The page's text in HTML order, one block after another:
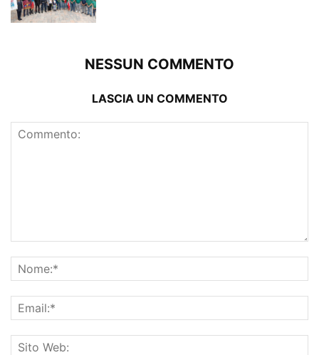
NESSUN COMMENTO
LASCIA UN COMMENTO